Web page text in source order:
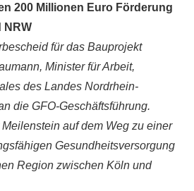
200 Millionen Euro Förderung
NRW
für das Bauprojekt
Minister für Arbeit,
des Landes Nordrhein-
die GFO-Geschäftsführung.
auf dem Weg zu einer
Gesundheitsversorgung
Region zwischen Köln und